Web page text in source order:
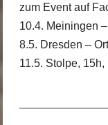
zum Event auf
10.4. Meiningen
8.5. Dresden –
11.5. Stolpe,